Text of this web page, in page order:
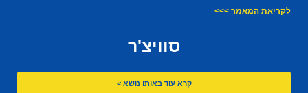
לקריאת המאמר >>>
סוויצ'ר
קרא עוד באותו נושא >